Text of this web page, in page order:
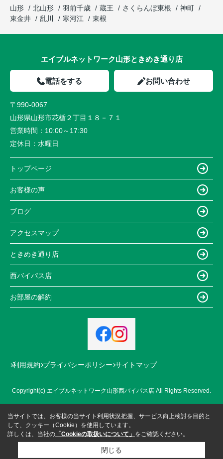
山形
北山形 羽前千歳 蔵王 さくらんぼ東根
神町
東金井
乱川 寒河江 東根
エイブルネットワーク山形ときめき通り店
電話をする お問い合わせ
〒990-0067
山形県山形市花楯２丁目１８－７１
営業時間： 10:00～17:30
定休日： 水曜日
トップページ
お客様の声
ブログ
アクセスマップ
ときめき通り店
西バイパス店
お部屋の解約
利用規約 プライバシーポリシー サイトマップ
Copyright(c) エイブルネットワーク山形西バイパス店 All Rights Reserved.
当サイトでは、お客様の当サイト利用状況把握、サービス向上検討を目的と
して、クッキー（Cookie）を使用しています。
詳しくは、当社の 「Cookieの取扱いについて」 をご確認ください。
閉じる